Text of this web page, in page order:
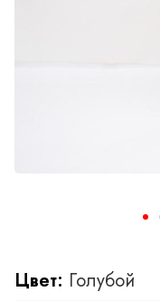
Цвет: Голубой